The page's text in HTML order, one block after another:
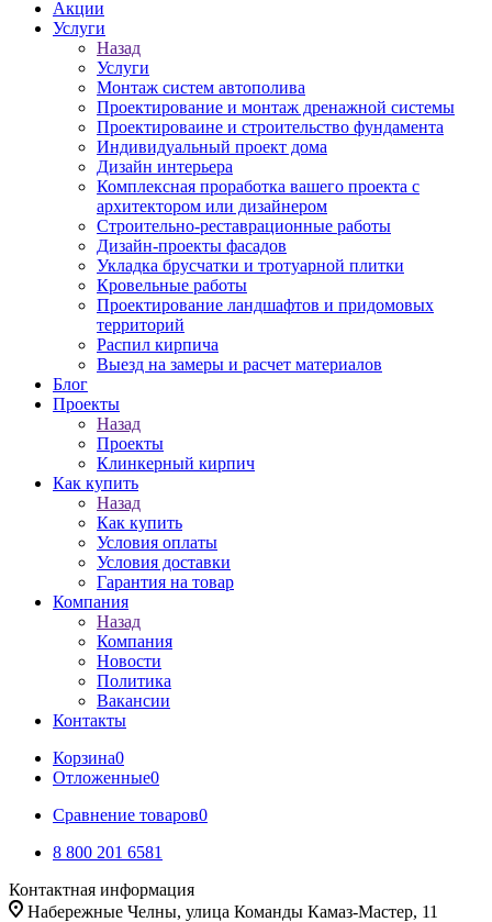
Акции
Услуги
Назад
Услуги
Монтаж систем автополива
Проектирование и монтаж дренажной системы
Проектироваине и строительство фундамента
Индивидуальный проект дома
Дизайн интерьера
Комплексная проработка вашего проекта с
архитектором или дизайнером
Строительно-реставрационные работы
Дизайн-проекты фасадов
Укладка брусчатки и тротуарной плитки
Кровельные работы
Проектирование ландшафтов и придомовых
территорий
Распил кирпича
Выезд на замеры и расчет материалов
Блог
Проекты
Назад
Проекты
Клинкерный кирпич
Как купить
Назад
Как купить
Условия оплаты
Условия доставки
Гарантия на товар
Компания
Назад
Компания
Новости
Политика
Вакансии
Контакты
Корзина0
Отложенные0
Сравнение товаров0
8 800 201 6581
Контактная информация
Набережные Челны, улица Команды Камаз-Мастер, 11